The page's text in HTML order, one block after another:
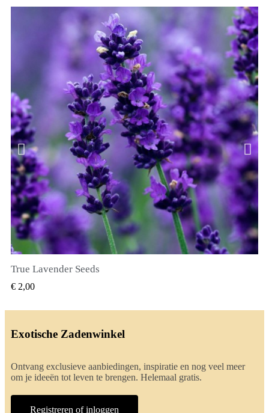
True Lavender Seeds
€ 2,00
Exotische Zadenwinkel
Ontvang exclusieve aanbiedingen, inspiratie en nog veel meer
om je ideeën tot leven te brengen. Helemaal gratis.
Registreren of inloggen